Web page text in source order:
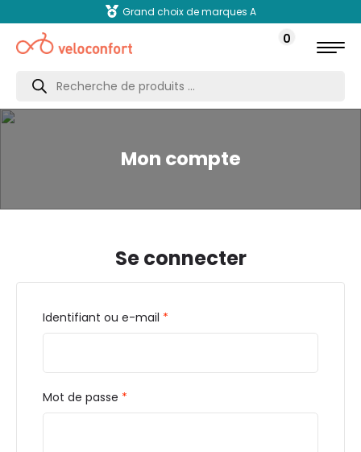
Grand choix de marques A
0
Recherche
produits
Mon compte
Se connecter
Identifiant ou e-mail *
Mot de passe *